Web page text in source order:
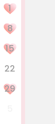
1
8
15
22
29